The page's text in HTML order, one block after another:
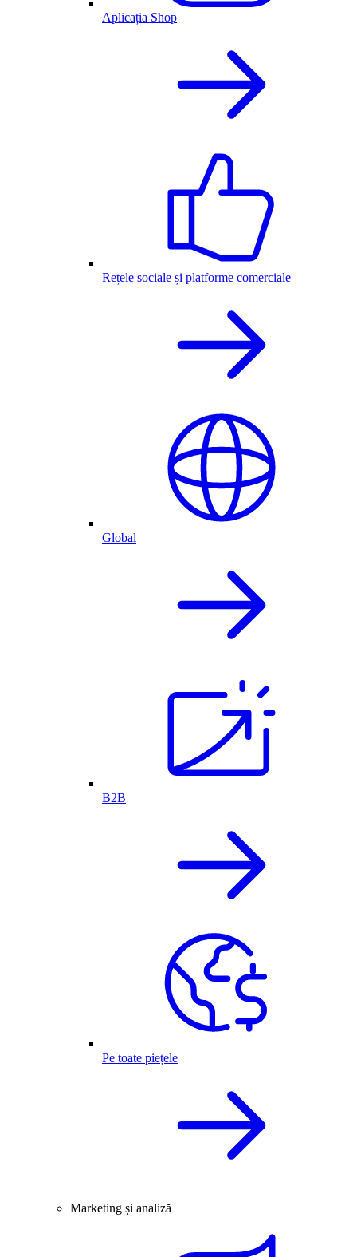
Aplicația Shop
Rețele sociale și platforme comerciale
Global
B2B
Pe toate piețele
Marketing și analiză